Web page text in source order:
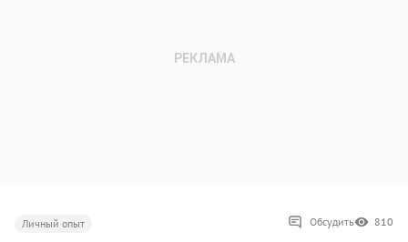
Личный опыт Обсудить 810